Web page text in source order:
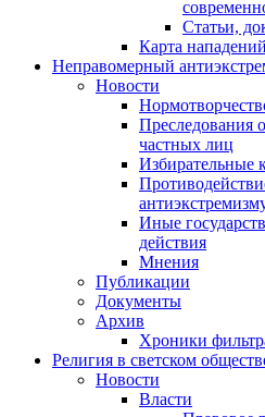
Статьи,
Карта
Неправомерный
Новости
Преследования
частных лиц
Избирательные
Иные
действия
Мнения
Публикации
Документы
Архив
Хроники
Религия в светском
Новости
Власти